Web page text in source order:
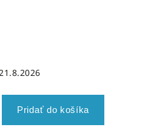
Pridať do košíka